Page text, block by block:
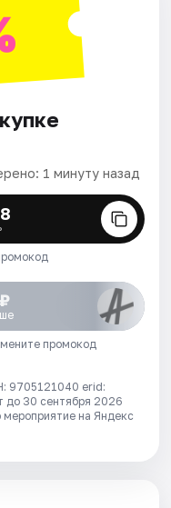
1 минуту назад
промокод
9705121040 erid:
до 30 сентября 2026
на Яндекс